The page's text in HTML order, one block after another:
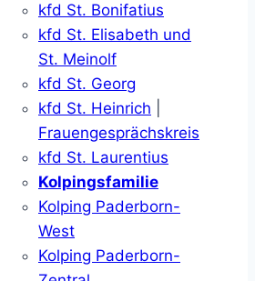
kfd St. Bonifatius
kfd St. Elisabeth und
St. Meinolf
kfd St. Georg
kfd St. Heinrich
Frauengesprächskreis
kfd St. Laurentius
Kolpingsfamilie
Kolping Paderborn-
West
Kolping Paderborn-